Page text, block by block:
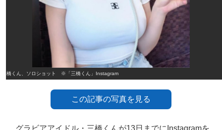
三橋くん、ソロショット ※「三橋くん」Instagram
この記事の写真を見る
グラビアアイドル・三橋くんが13日までにInstagramを